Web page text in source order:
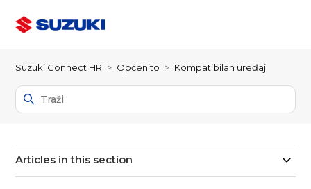
Suzuki Connect HR Općenito Kompatibilan uređaj
Articles in this section